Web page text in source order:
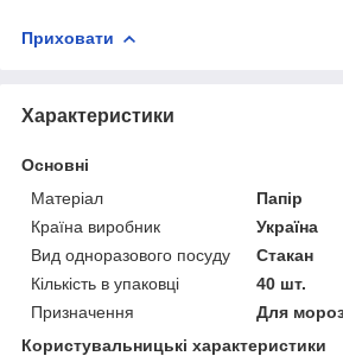
Приховати
Характеристики
Основні
Матеріал
Папір
Країна виробник
Україна
Вид одноразового посуду
Стакан
Кількість в упаковці
40 шт.
Призначення
Для
Користувальницькі характеристики